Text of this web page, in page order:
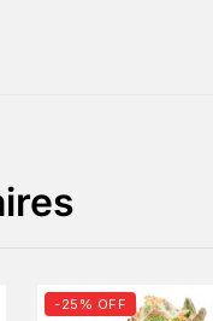
-25% OFF